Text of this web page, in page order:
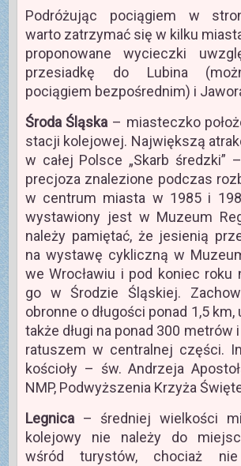
Podróżując pociągiem w
warto zatrzymać się w kilku
proponowane wycieczki
przesiadkę do Lubina
pociągiem bezpośrednim) i
Środa Śląska – miasteczko
stacji kolejowej. Największą
w całej Polsce „Skarb średzki”
precjoza znalezione podczas
w centrum miasta w 1985 i
wystawiony jest w Muzeum
należy pamiętać, że jesienią
na wystawę cykliczną w
we Wrocławiu i pod koniec roku
go w Środzie Śląskiej.
obronne o długości ponad 1,5
także długi na ponad 300 metrów
ratuszem w centralnej części.
kościoły – św. Andrzeja
NMP, Podwyższenia Krzyża
Legnica– średniej wielkości
kolejowy nie należy do
wśród turystów, chociaż